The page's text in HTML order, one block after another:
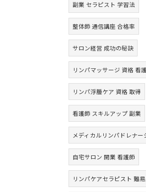
副業 セラピスト 学習法
整体師 通信講座 合格率
サロン経営 成功の秘訣
リンパマッサージ 資格 看
リンパ浮腫ケア 資格 取得
看護師 スキルアップ 副業
メディカルリンパドレナー
自宅サロン 開業 看護師
リンパケアセラピスト 難